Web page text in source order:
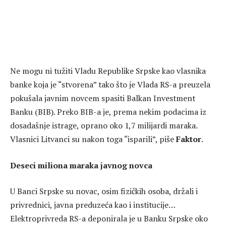
Ne mogu ni tužiti Vladu Republike Srpske kao vlasnika
banke koja je “stvorena” tako što je Vlada RS-a preuzela
pokušala javnim novcem spasiti Balkan Investment
Banku (BIB). Preko BIB-a je, prema nekim podacima iz
dosadašnje istrage, oprano oko 1,7 milijardi maraka.
Vlasnici Litvanci su nakon toga “isparili”, pišeFaktor.
Deseci miliona maraka javnog novca
U Banci Srpske su novac, osim fizičkih osoba, držali i
privrednici, javna preduzeća kao i institucije…
Elektroprivreda RS-a deponirala je u Banku Srpske oko